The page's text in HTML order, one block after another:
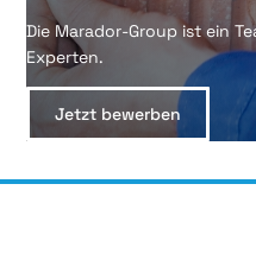
Die Marador-Group ist ein
Experten.
Jetzt bewerben